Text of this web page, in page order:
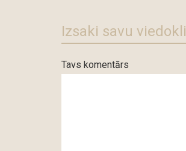
Izsaki savu viedokli
Tavs komentārs